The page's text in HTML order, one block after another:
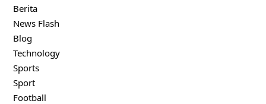
Berita
News Flash
Blog
Technology
Sports
Sport
Football